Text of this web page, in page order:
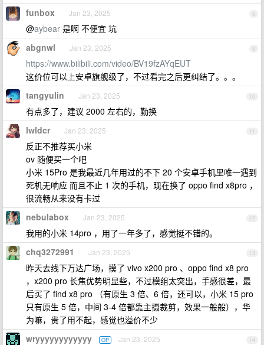
8
funbox Jan 23, 2025
@aybear 是啊 不便宜 坑
9
abgnwl Jan 23, 2025
https://www.bilibili.com/video/BV19fzAYqEUT
这价位可以上安卓旗舰级了，不过看完之后更纠结了。。。
10
tangyulin Jan 23, 2025
有点多了，建议 2000 左右的，勤换
11
lwldcr Jan 23, 2025
反正不推荐买小米
ov 随便买一个吧
小米 15Pro 是我最近几年用过的不下 20 个安卓手机里唯一遇到
死机无响应 而且不止 1 次的手机，现在换了 oppo find x8pro ，
很流畅从来没有卡过
12
nebulabox Jan 23, 2025
我用的小米 14pro ，用了一年多了，感觉挺不错的。
13
chq3272991 Jan 23, 2025
昨天去线下万达广场，摸了 vivo x200 pro 、oppo find x8 pro
，x200 pro 长焦优势明显些，不过模组太突出，手感很差，最
后买了 find x8 pro （有原生 3 倍、6 倍，还可以，小米 15 pro
只有原生 5 倍，中间 3-4 倍都靠主摄裁剪，效果一般般），华
为嘛，贵了用不起，感觉也溢价不少
14
wryyyyyyyyyyyy OP Jan 23, 2025